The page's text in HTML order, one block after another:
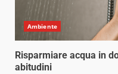
Ambiente
Risparmiare acqua in
abitudini